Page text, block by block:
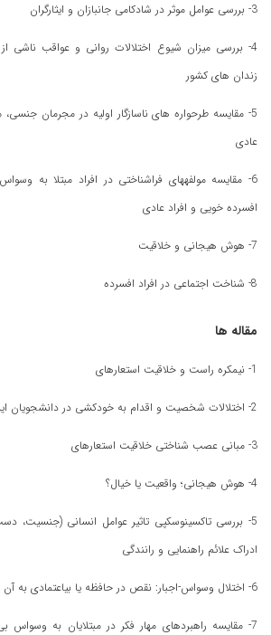
3- بررسی عوامل موثر در شادکامی جانبازان و ایثارگران
4- بررسی میزان شیوع اختلالات روانی و عواقب ناشی
زندان های کشور
5- مقایسه طرحواره های ناسازگار اولیه در مجرمان
عادی
6- مقایسه مولفههای فراشناختی در افراد مبتلا به
افسرده خویی و افراد عادی
7- هوش هیجانی و خلاقیت
8- شناخت اجتماعی در افراد افسرده
مقاله ها
1- نیمکره راست و خلاقیت استعارهای
2- اختلالات شخصیت و اقدام به خودکشی در دانشجویان ایرانی
3- مبانی عصب شناختی خلاقیت استعارهای
4- هوش هیجانی؛ واقعیت یا خیال؟
5- بررسی تاکسینوسکپی تاثیر عوامل انسانی (جنسیت،
ادراک علائم راهنمایی و رانندگی
6- اختلال وسواس-اجبار: نقص در حافظه یا بیاعتمادی به آن
7- مقایسه راهبردهای مهار فکر در مبتلایان به وسواس